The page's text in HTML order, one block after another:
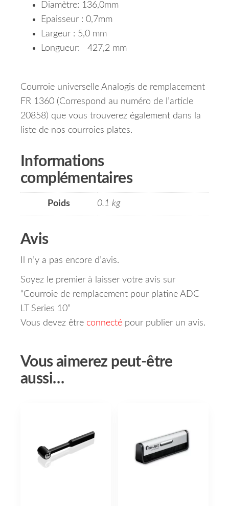
Diamètre: 136,0mm
Epaisseur : 0,7mm
Largeur : 5,0 mm
Longueur: 427,2 mm
Courroie universelle Analogis de remplacement
FR 1360 (Correspond au numéro de l’article
20858) que vous trouverez également dans la
liste de nos courroies plates.
Informations
complémentaires
Poids 0.1 kg
Avis
Il n’y a pas encore d’avis.
Soyez le premier à laisser votre avis sur
“Courroie de remplacement pour platine ADC
LT Series 10”
Vous devez être connecté pour publier un avis.
Vous aimerez peut-être
aussi…